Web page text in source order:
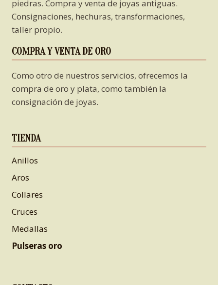
piedras. Compra y venta de joyas antiguas.
Consignaciones, hechuras, transformaciones,
taller propio.
COMPRA Y VENTA DE ORO
Como otro de nuestros servicios, ofrecemos la
compra de oro y plata, como también la
consignación de joyas.
TIENDA
Anillos
Aros
Collares
Cruces
Medallas
Pulseras oro